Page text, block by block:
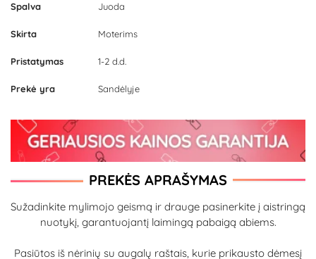
Spalva Juoda
Skirta Moterims
Pristatymas 1-2 d.d.
Prekė yra Sandėlyje
PREKĖS APRAŠYMAS
Sužadinkite mylimojo geismą ir drauge pasinerkite į aistringą
nuotykį, garantuojantį laimingą pabaigą abiems.
Pasiūtos iš nėrinių su augalų raštais, kurie prikausto dėmesį